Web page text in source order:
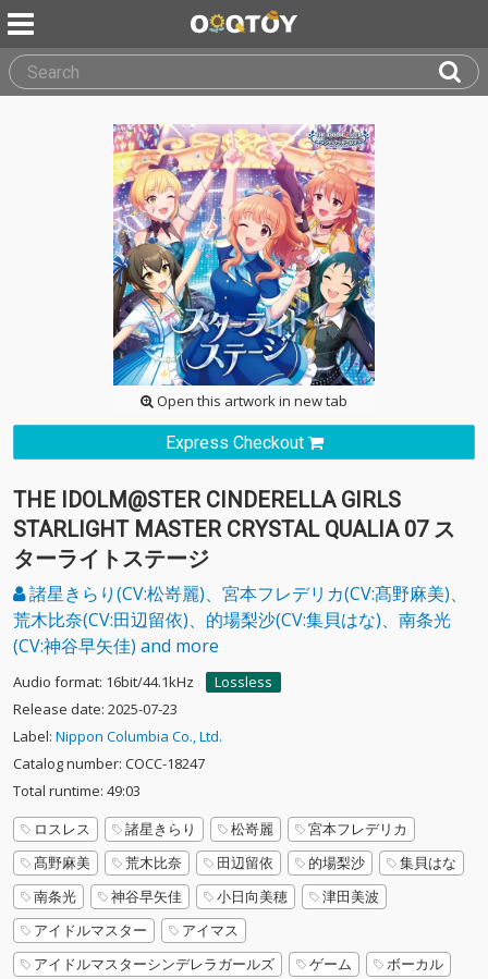
Open this artwork in new tab
Express Checkout
THE IDOLM@STER CINDERELLA GIRLS
STARLIGHT MASTER CRYSTAL QUALIA 07 ス
ターライトステージ
諸星きらり(CV:松嵜麗)、宮本フレデリカ(CV:髙野麻美)、
荒木比奈(CV:田辺留依)、的場梨沙(CV:集貝はな)、南条光
(CV:神谷早矢佳) and more
Audio format: 16bit/44.1kHz
Lossless
Release date: 2025-07-23
Label: Nippon Columbia Co., Ltd.
Catalog number: COCC-18247
Total runtime: 49:03
ロスレス
諸星きらり 松嵜麗
宮本フレデリカ
髙野麻美
荒木比奈 田辺留依 的場梨沙
集貝はな
南条光
神谷早矢佳 小日向美穂
津田美波
アイドルマスター
アイマス
アイドルマスターシンデレラガールズ
ゲーム ボーカル